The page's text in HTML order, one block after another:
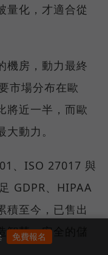
量化，才適合從
機房，動力最終
市場分布在歐
將近一半，而歐
動力。
、ISO 27017 與
GDPR、HIPAA
積至今，已售出
智慧、安全的儲
免費報名